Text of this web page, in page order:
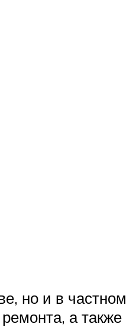
но и в частном
а также